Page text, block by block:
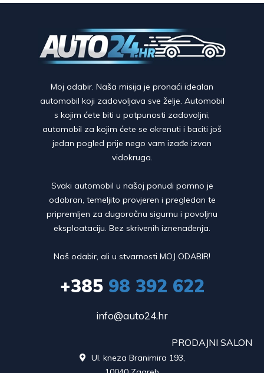
Moj odabir. Naša misija je pronaći idealan
automobil koji zadovoljava sve želje. Automobil
s kojim ćete biti u potpunosti zadovoljni,
automobil za kojim ćete se okrenuti i baciti još
jedan pogled prije nego vam izađe izvan
vidokruga.
Svaki automobil u našoj ponudi pomno je
odabran, temeljito provjeren i pregledan te
pripremljen za dugoročnu sigurnu i povoljnu
eksploataciju. Bez skrivenih iznenađenja.
Naš odabir, ali u stvarnosti MOJ ODABIR!
+38598 392 622
info@auto24.hr
PRODAJNI SALON
Ul. kneza Branimira 193,